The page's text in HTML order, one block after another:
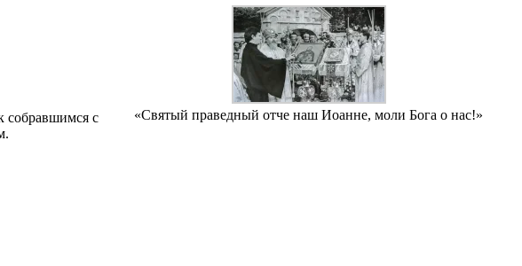
собравшимся с
«Святый праведный отче наш Иоанне, моли Бога о нас!»